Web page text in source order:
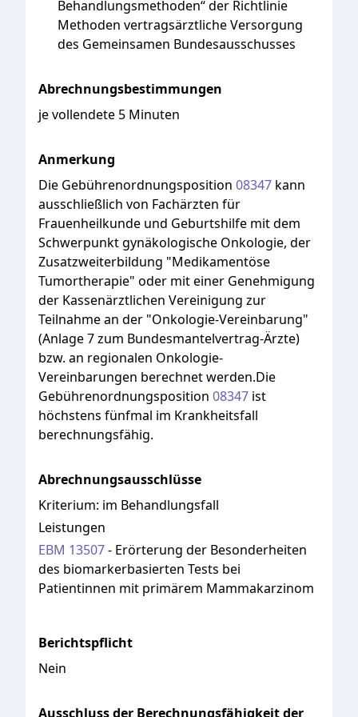
Behandlungsmethoden“ der Richtlinie
Methoden vertragsärztliche Versorgung
des Gemeinsamen Bundesausschusses
Abrechnungsbestimmungen
je vollendete 5 Minuten
Anmerkung
Die Gebührenordnungsposition 08347 kann
ausschließlich von Fachärzten für
Frauenheilkunde und Geburtshilfe mitdem
Schwerpunktgynäkologische Onkologie, der
Zusatzweiterbildung "Medikamentöse
Tumortherapie" oder miteiner Genehmigung
der Kassenärztlichen Vereinigung zur
Teilnahmean der "Onkologie-Vereinbarung"
(Anlage7zum Bundesmantelvertrag-Ärzte)
bzw. an regionalen Onkologie-
Vereinbarungen berechnetwerden.Die
Gebührenordnungsposition 08347 ist
höchstens fünfmal im Krankheitsfall
berechnungsfähig.
Abrechnungsausschlüsse
Kriterium: im Behandlungsfall
Leistungen
EBM 13507- Erörterung der Besonderheiten
des biomarkerbasierten Tests bei
Patientinnen mit primärem Mammakarzinom
Berichtspflicht
Nein
Ausschluss der Berechnungsfähigkeit der